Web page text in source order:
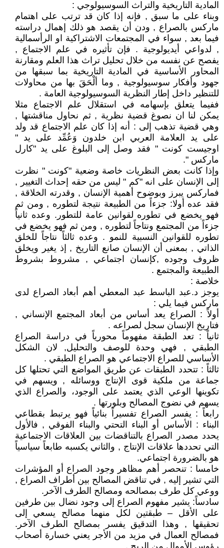
المادية التاريخية والتراث السوسيولوجي :
وبناء على ما سبق , فإنه إذا كان قد ترتب على اهتمام
ماركس بالصراع , ودن أن يقصد هو ذلك إهمال دراسته
فيما بعد , سواء في المجتمعات الاشتراكية او الرأسمالية
, لدواعي أيديولوجية . فإن تأثيره في علم الاجتماع ,
يفصح عن نفسه من خلال تحليل تراث هذا العلم ومقارنة
المحاور الأساسية في المادية التاريخية بما سبقها من
جهود وأفكار سوسيولوجية , وما ألْحَقَ بها من محاولات
للتنظير داخل إطار النظرية السوسيولوجية العامة .
ففيما يتعلق بإسهامه في استقلال علم الاجتماع مثلا
يمكن لنا ان نصوغ قضية نظرية , ثم نحاول مناقشتها ,
وهي قضية تذهب إلى : أنه إذا كان علم الاجتماع قد ولد
على يد العلامة العربي ابن خلدون وَعُمِّد على يد "
اوجيست كونت " فقد وصل إلى البلوغ على يد "كارل
ماركس ".
وإذا كانت بعض النظريات خاصة وضعية "كونت " نظرت
إلى الإنسان على انه "كم " ليس من حقه إحداث التغيير ,
فماركس يبرز وبوضوح أهمية الإنسان , وقدرته الخلاقة ,
فقد عده أولا: جزءاً من الطبيعة نتيجة لتطوره , ومن ثم
فهو يخضع في تطوره لقوانين عامة للتطور. وعده ثانياً
جزءاً من المجتمع ونتاجاً لتطوره , ومن ثم فهو يخضع في
تطوره للقوانين النسبية للنمو . وعده ثالثاً نتاجاً للخلق
الذاتي , بمعنى أن الإنسان صانع التاريخ , إذ يغير ويخلق
ظروف وجوده ,كإنسان اجتماعي , مشروط بشروط
الطبيعة والمجتمع .
خلاصة :
يوجز د.عبد الباسط عبد المعطي أهم أبعاد الصراع لدى
ماركس فيما يلي :
أولاً : الصراع يعد أساس من أبعاد المجتمع الإنساني ,
فتاريخ الإنسان سجل لصراعه .
ثانياً : تعد الطبقة مفهوماً محورياً في دراسة الصراع
الطبقي , فهي وحدة للوصف والتحليل, لان الشكل
الأساسي للصراع الاجتماعي هو الصراع الطبقي .
ثالثاً : تتحدد الطبقات عن طريق المواضع التي تحتلها كل
جماعة من ملكية قوى الإنتاج ووسائله , ويسهم في
تكوينها الوعي الذي يعتمد على الوجود، والصراع الذي
يسهم في نضوج المصالح وبلورتها .
رابعاً : يفسر الصراع تفسيراً بنائياً فهو يرتبط بقطاعي
البناء : الأساس أو البناء التحتي والبناء الفوقي , فالأول
يحدد مصدر الصراع بالتناقضات بين العلاقات الاجتماعية
التي تحددها علاقات الإنتاج , والثاني يكسبه طابعاً سياسياً
هو بالضرورة اجتماعي.
خامسا : تنحصر أهم مظاهر وجود الصراع أو المؤشرات
التي تشير إليه , في تناقض المصالح بين أطراف الصراع ,
ووعي كل طرف بمصالحه ومصالح الطرف الآخر.
سادساً: يشير مفهوم الصراع إلى وجود نضال بين طرفين
على الأقل – طبقتين لكل منهما مصالح يسعي إلى
تحقيقها , وهذا التدقيق يفسر بمصالح الطرف الآخر.
فمصالح العمال في مزيد من الأجر يعني خسارة أصحاب